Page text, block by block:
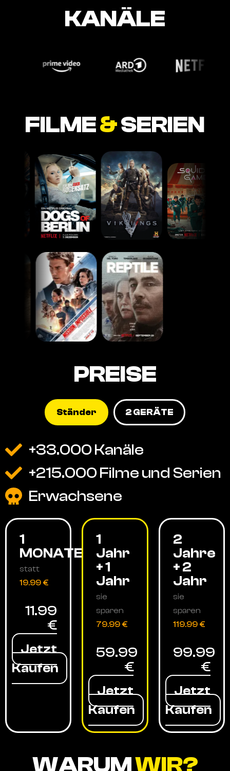
KANÄLE
FILME&SERIEN
PREISE
Ständer 2 GERÄTE
+33.000 Kanäle
+215.000 Filme und Serien
Erwachsene
1
MONATE
statt
19.99 €
11.99
€
Jetzt
Kaufen
1
Jahr
+ 1
Jahr
sie
sparen
79.99 €
59.99
€
Jetzt
Kaufen
2
Jahre
+ 2
Jahr
sie
sparen
119.99 €
99.99
€
Jetzt
Kaufen
WARUMWIR?